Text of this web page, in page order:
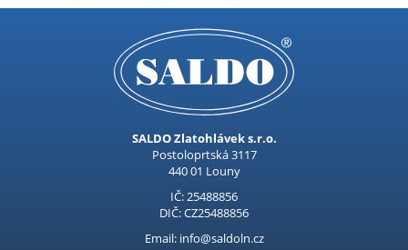
SALDO Zlatohlávek s.r.o.
Postoloprtská 3117
440 01 Louny
IČ: 25488856
DIČ: CZ25488856
Email: info@saldoln.cz